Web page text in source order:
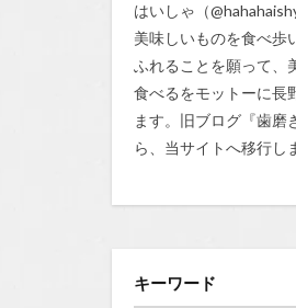
はいしゃ（
美味しいものを食べ歩
ふれることを願って、
食べるをモットーに長
ます。旧ブログ『歯磨
ら、当サイトへ移行し
キーワード